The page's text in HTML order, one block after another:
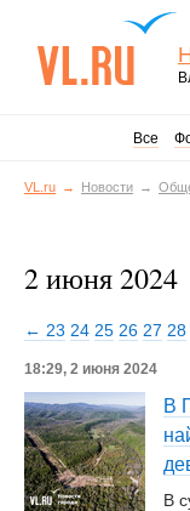
Все
VL.ru Новости
2 июня 2024
← 23 24 25 26 27 28
18:29, 2 июня 2024
В
В